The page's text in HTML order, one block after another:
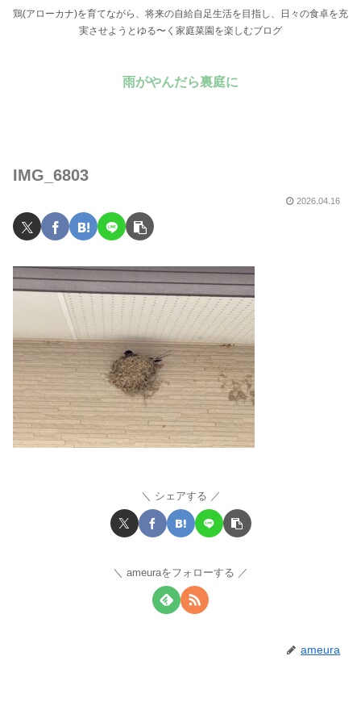
鶏(アローカナ)を育てながら、将来の自給自足生活を目指し、日々の食卓を充
実させようとゆる〜く家庭菜園を楽しむブログ
雨がやんだら裏庭に
IMG_6803
2026.04.16
シェアする
ameuraをフォローする
ameura